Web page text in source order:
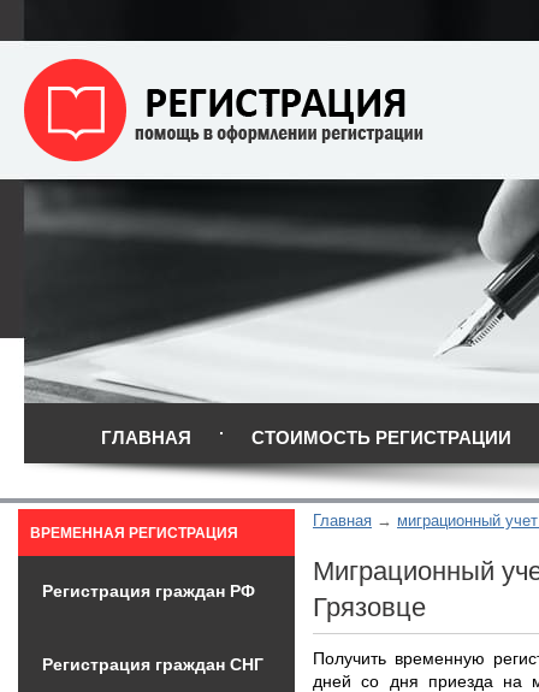
ГЛАВНАЯ СТОИМОСТЬ РЕГИСТРАЦИИ
Главная миграционный
Миграционный
Грязовце
Получить временную
дней со дня приезда на
ВРЕМЕННАЯ РЕГИСТРАЦИЯ
Регистрация граждан РФ
Регистрация граждан СНГ